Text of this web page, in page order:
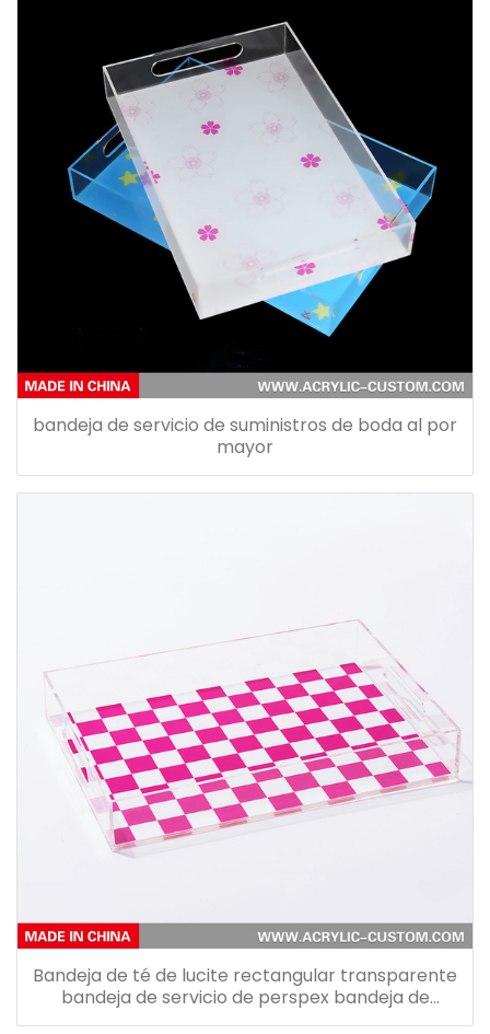
bandeja de servicio de suministros de boda al por
mayor
Bandeja de té de lucite rectangular transparente
bandeja de servicio de perspex bandeja de
desayuno de acrílico